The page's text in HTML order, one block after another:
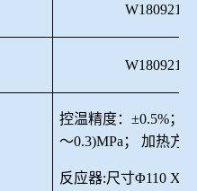
W180921-
W180921-
控温精度：±0.5%；
～0.3)MPa；加热方
反应器:尺寸Φ110 X